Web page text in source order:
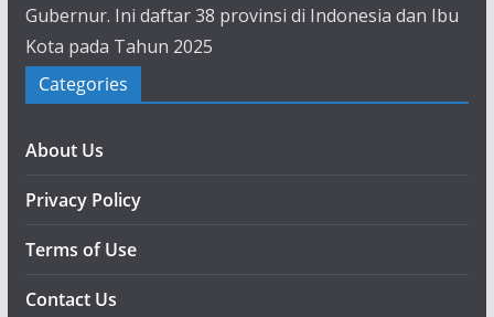
Gubernur. Ini daftar 38 provinsi di Indonesia dan Ibu
Kota pada Tahun 2025
Categories
About Us
Privacy Policy
Terms of Use
Contact Us